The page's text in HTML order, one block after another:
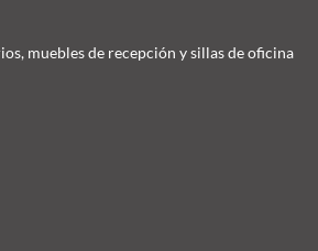
muebles de recepción y sillas de oficina